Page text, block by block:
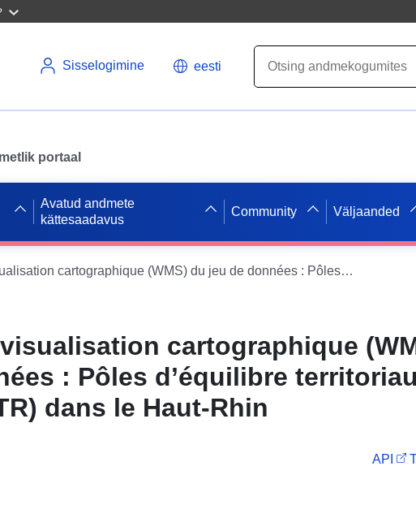
Sisselogimine eesti
portaal
Avatud andmete
kättesaadavus
Community Väljaanded
Service de visualisation cartographique (WMS) du jeu de données : Pôles d’équilibre territoriaux et ruraux (PETR) dans le Haut-Rhin
cartographique
: Pôles d’équilibre
dans le Haut-Rhin
API